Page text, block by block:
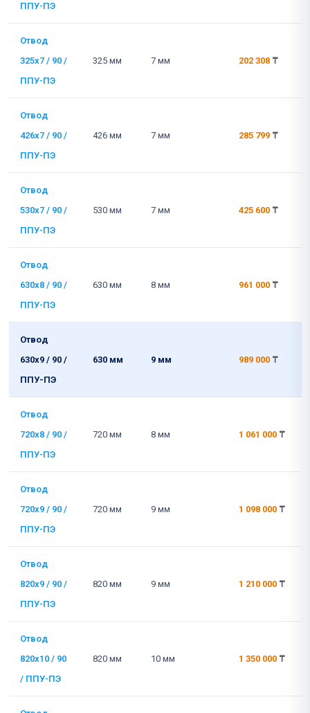
ППУ-ПЭ
Отвод
325x7 / 90 /
ППУ-ПЭ
325 мм 7 мм 202 308 ₸
Отвод
426x7 / 90 /
ППУ-ПЭ
426 мм 7 мм 285 799 ₸
Отвод
530x7 / 90 /
ППУ-ПЭ
530 мм 7 мм 425 600 ₸
Отвод
630x8 / 90 /
ППУ-ПЭ
630 мм 8 мм 961 000 ₸
Отвод
630x9 / 90 /
ППУ-ПЭ
630 мм 9 мм 989 000 ₸
Отвод
720x8 / 90 /
ППУ-ПЭ
720 мм 8 мм 1 061 000 ₸
Отвод
720x9 / 90 /
ППУ-ПЭ
720 мм 9 мм 1 098 000 ₸
Отвод
820x9 / 90 /
ППУ-ПЭ
820 мм 9 мм 1 210 000 ₸
Отвод
820x10 / 90
/ ППУ-ПЭ
820 мм 10 мм 1 350 000 ₸